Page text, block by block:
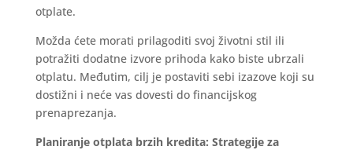
otplate.
Možda ćete morati prilagoditi svoj životni stil ili
potražiti dodatne izvore prihoda kako biste ubrzali
otplatu. Međutim, cilj je postaviti sebi izazove koji su
dostižni i neće vas dovesti do financijskog
prenaprezanja.
Planiranje otplata brzih kredita: Strategije za